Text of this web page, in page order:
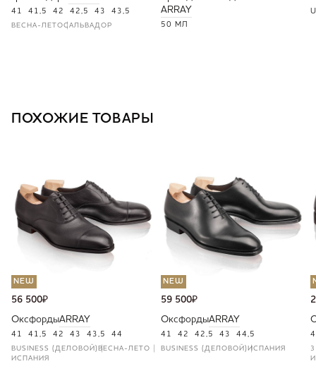
41 41,5 42 42,5 43 43,5
ВЕСНА-ЛЕТОСАЛЬВАДОР
ARRAY
50 МЛ
ПОХОЖИЕ ТОВАРЫ
NEW
56 500₽
ОксфордыARRAY
41 41,5 42 43 43,5 44
BUSINESS (ДЕЛОВОЙ) ВЕСНА-ЛЕТО
ИСПАНИЯ
NEW
59 500₽
ОксфордыARRAY
41 42 42,5 43 44,5
BUSINESS (ДЕЛОВОЙ) ИСПАНИЯ